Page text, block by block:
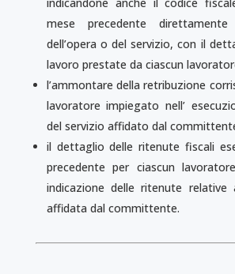
mese precedente direttamente
dell’opera o del servizio, con il
lavoro prestate da ciascun
l’ammontare della retribuzione
lavoratore impiegato nell’
del servizio affidato dal
il dettaglio delle ritenute fiscali
precedente per ciascun
indicazione delle ritenute relative
affidata dal committente.